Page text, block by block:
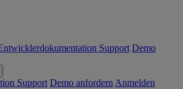
Support Demo
Support Demo anfordern Anmelden